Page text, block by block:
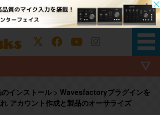
のインストール > Wavesfactoryプラグインを
アカウント作成と製品のオーサライズ